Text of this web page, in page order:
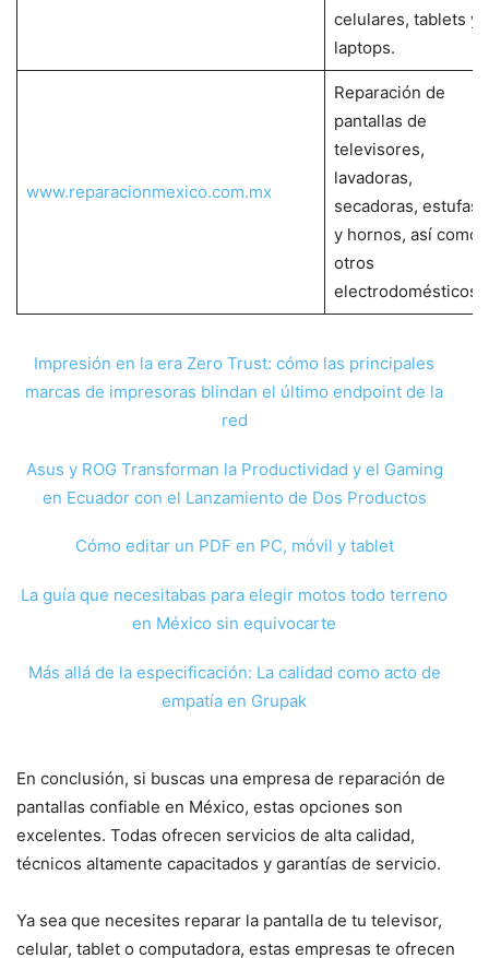
celulares, tablets y
laptops.
www.reparacionmexico.com.mx
Reparación de
pantallas de
televisores,
lavadoras,
secadoras, estufas
y hornos, así como
otros
electrodomésticos.
Impresión en la era Zero Trust: cómo las principales
marcas de impresoras blindan el último endpoint de la
red
Asus y ROG Transforman la Productividad y el Gaming
en Ecuador con el Lanzamiento de Dos Productos
Cómo editar un PDF en PC, móvil y tablet
La guía que necesitabas para elegir motos todo terreno
en México sin equivocarte
Más allá de la especificación: La calidad como acto de
empatía en Grupak
En conclusión, si buscas una empresa de reparación de
pantallas confiable en México, estas opciones son
excelentes. Todas ofrecen servicios de alta calidad,
técnicos altamente capacitados y garantías de servicio.
Ya sea que necesites reparar la pantalla de tu televisor,
celular, tablet o computadora, estas empresas te ofrecen